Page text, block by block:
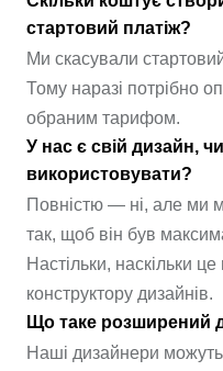
стартовий платіж?
Ми скасували
Тому наразі потрібно
обраним тарифом.
У нас є свій дизайн,
використовувати?
Повністю — ні, але ми
так, щоб він був
Настільки, наскільки
конструктору дизайнів.
Що таке розширений
Наші дизайнери